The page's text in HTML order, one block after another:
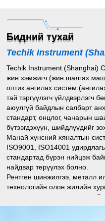
Бидний тухай
Techik Instrument
Techik Instrument (Shanghai)
жин хэмжигч (жин шалгах
оптик ангилах систем
тай тэргүүлэгч үйлдвэрлэгч
аюулгүй байдлын салбарт
стандарт, онцлог, чанарын
бүтээгдэхүүн, шийдлүүдийг
Манай хүнсний хяналтын
ISO9001, ISO14001
стандартад бүрэн нийцэж
найдвар төрүүлэх болно.
Рентген шинжилгээ, металл
технологийн олон жилийн
эрхэм зорилго нь
платформ, чанар, үйлчилгээг